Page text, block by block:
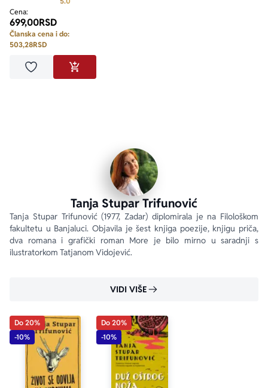
Cena:
699,00RSD
Članska cena i do:
503,28RSD
Dodaj u omiljeneDODAJ U KORPU
Tanja Stupar Trifunović
Tanja Stupar Trifunović (1977, Zadar) diplomirala je na Filološkom
fakultetu u Banjaluci. Objavila je šest knjiga poezije, knjigu priča,
dva romana i grafički roman More je bilo mirno u saradnji s
ilustratorkom Tatjanom Vidojević.
VIDI VIŠE
Do 20%
-10%
Do 20%
-10%